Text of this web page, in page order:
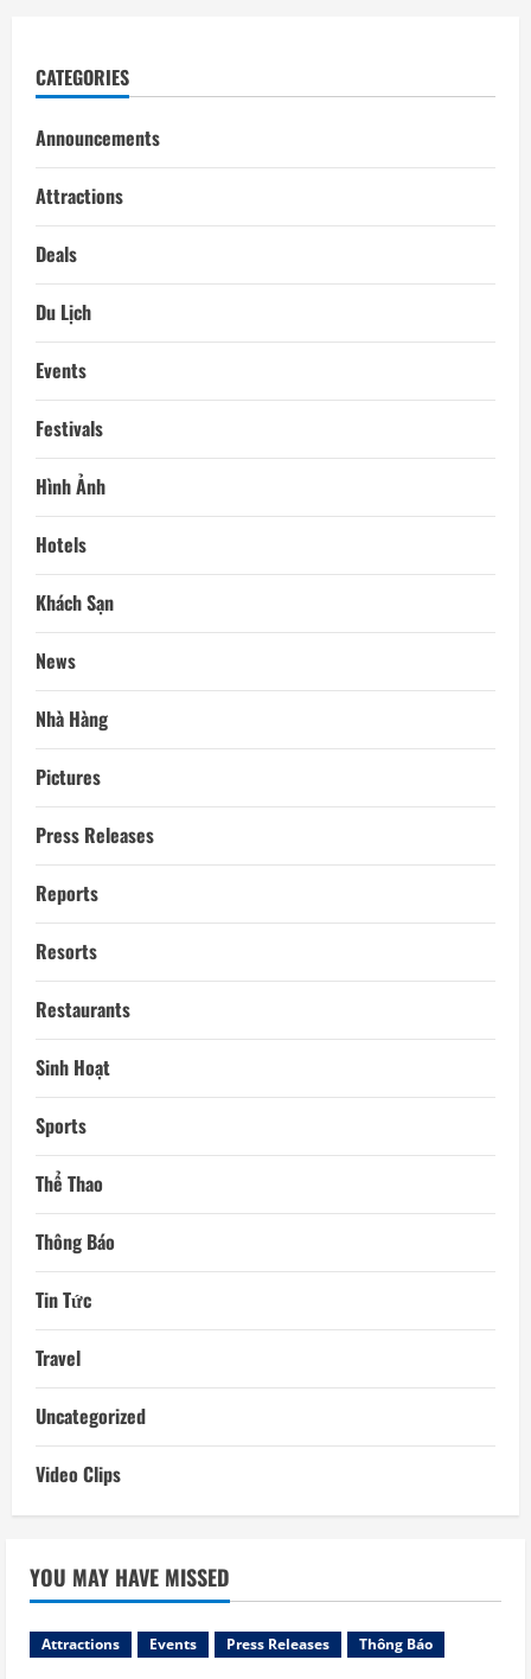
CATEGORIES
Announcements
Attractions
Deals
Du Lịch
Events
Festivals
Hình Ảnh
Hotels
Khách Sạn
News
Nhà Hàng
Pictures
Press Releases
Reports
Resorts
Restaurants
Sinh Hoạt
Sports
Thể Thao
Thông Báo
Tin Tức
Travel
Uncategorized
Video Clips
YOU MAY HAVE MISSED
Attractions Events Press Releases Thông Báo